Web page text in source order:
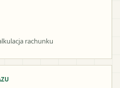
rachunku